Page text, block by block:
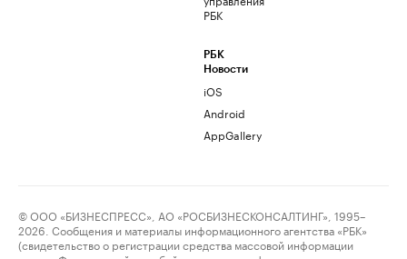
РБК
РБК
Новости
iOS
Android
AppGallery
© ООО «БИЗНЕСПРЕСС», АО «РОСБИЗНЕСКОНСАЛТИНГ», 1995–
2026. Сообщения и материалы информационного агентства «РБК»
(свидетельство о регистрации средства массовой информации